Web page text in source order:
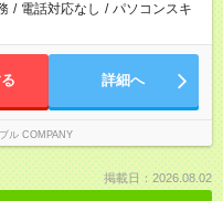
/ 電話対応なし / パソコンスキ
詳細へ
ル COMPANY
掲載日：2026.08.02